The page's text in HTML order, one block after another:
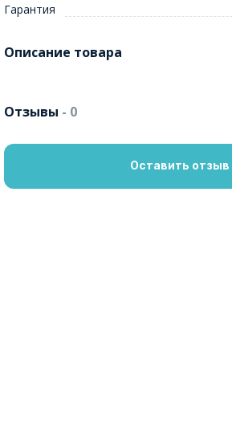
Гарантия
Описание товара
Отзывы - 0
Оставить отзыв